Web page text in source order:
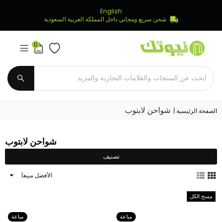
English
شحن سريع ومجاني داخل المملكة العربية السعودية
Newtech
Store يُقدِّم
0
الصفحة الرئيسية | شواحن لابتوب
شواحن لابتوب
تصنيف
ترتيب
مسح الكل
مباعة مباعة